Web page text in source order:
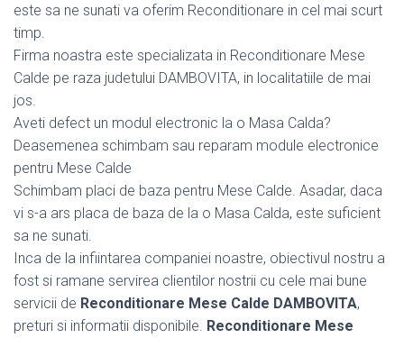
este sa ne sunati va oferim Reconditionare in cel mai scurt
timp.
Firma noastra este specializata in Reconditionare Mese
Calde pe raza judetului DAMBOVITA, in localitatiile de mai
jos.
Aveti defect un modul electronic la o Masa Calda?
Deasemenea schimbam sau reparam module electronice
pentru Mese Calde
Schimbam placi de baza pentru Mese Calde. Asadar, daca
vi s-a ars placa de baza de la o Masa Calda, este suficient
sa ne sunati.
Inca de la infiintarea companiei noastre, obiectivul nostru a
fost si ramane servirea clientilor nostrii cu cele mai bune
servicii de Reconditionare Mese Calde DAMBOVITA,
preturi si informatii disponibile. Reconditionare Mese